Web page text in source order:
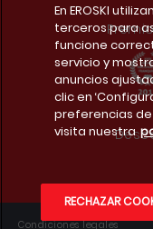
Condiciones legales
En EROSKI
terceros para
funcione
servicio y
anuncios
clic en
preferencias de
visita nuestra
RECHAZAR